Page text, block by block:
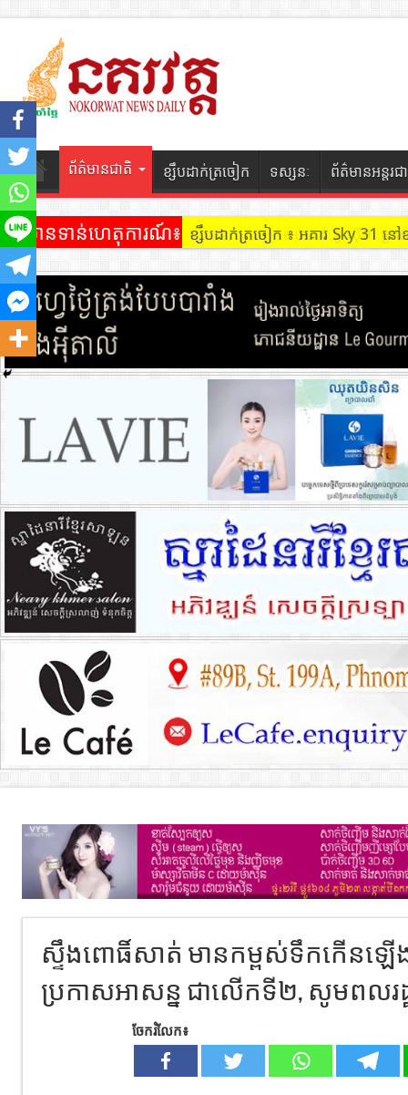
ព័ត៌មានជាតិ ខ្សឹបដាក់ត្រចៀក ទស្សនៈ ព័ត៌មានអន្តរជ
ព័ត៌មានទាន់ហេតុការណ៍៖ ខ្សឹបដាក់ត្រចៀក ៖ អគារ Sky 31
ស្ទឹងពោធិ៍សាត់ មានកម្ពស់ទឹកកើនឡើង
ប្រកាសអាសន្ន ជាលើកទី២, សូមពលរដ្
ចែករំលែក៖